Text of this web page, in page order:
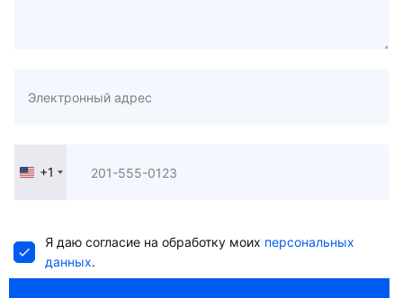
United
+1
Я даю согласие на обработку моих персональных
данных.